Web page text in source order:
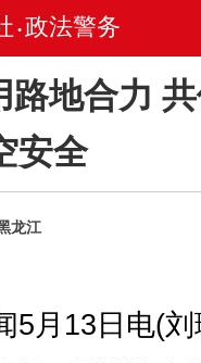
• 政法警务
路地合力
安全​
龙江
月13日电(刘